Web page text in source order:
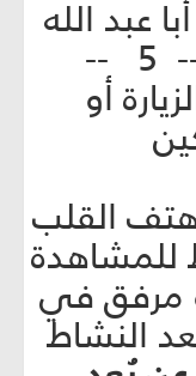
عبد الله
إني أتقرب إلى الله) -- 5 --
أو
القلب
-- رابط للمشاهدة
مرفق في
النشاط